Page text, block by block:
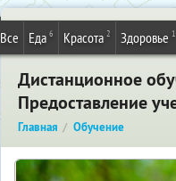
Все Еда 6 Красота 2 Здоровье 1
Дистанционное
Предоставление
Главная Обучение